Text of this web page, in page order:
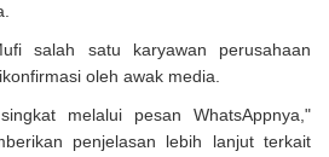
salah satu karyawan perusahaan
oleh awak media.
melalui pesan WhatsAppnya,"
penjelasan lebih lanjut terkait